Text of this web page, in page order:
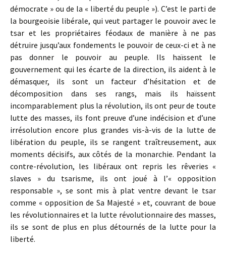
démocrate » ou de la « liberté du peuple »). C’est le parti de
la bourgeoisie libérale, qui veut partager le pouvoir avec le
tsar et les propriétaires féodaux de manière à ne pas
détruire jusqu’aux fondements le pouvoir de ceux-ci et à ne
pas donner le pouvoir au peuple. Ils haïssent le
gouvernement qui les écarte de la direction, ils aident à le
démasquer, ils sont un facteur d’hésitation et de
décomposition dans ses rangs, mais ils haïssent
incomparablement plus la révolution, ils ont peur de toute
lutte des masses, ils font preuve d’une indécision et d’une
irrésolution encore plus grandes vis-à-vis de la lutte de
libération du peuple, ils se rangent traîtreusement, aux
moments décisifs, aux côtés de la monarchie. Pendant la
contre-révolution, les libéraux ont repris les rêveries «
slaves » du tsarisme, ils ont joué à l’« opposition
responsable », se sont mis à plat ventre devant le tsar
comme « opposition de Sa Majesté » et, couvrant de boue
les révolutionnaires et la lutte révolutionnaire des masses,
ils se sont de plus en plus détournés de la lutte pour la
liberté.